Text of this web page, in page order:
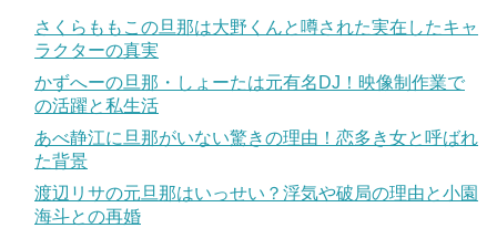
さくらももこの旦那は大野くんと噂された実在したキャ
ラクターの真実
かずへーの旦那・しょーたは元有名DJ！映像制作業で
の活躍と私生活
あべ静江に旦那がいない驚きの理由！恋多き女と呼ばれ
た背景
渡辺リサの元旦那はいっせい？浮気や破局の理由と小園
海斗との再婚